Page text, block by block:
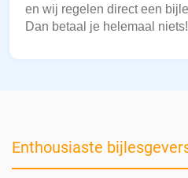
en wij regelen direct een
Dan betaal je helemaal niets!
Enthousiaste